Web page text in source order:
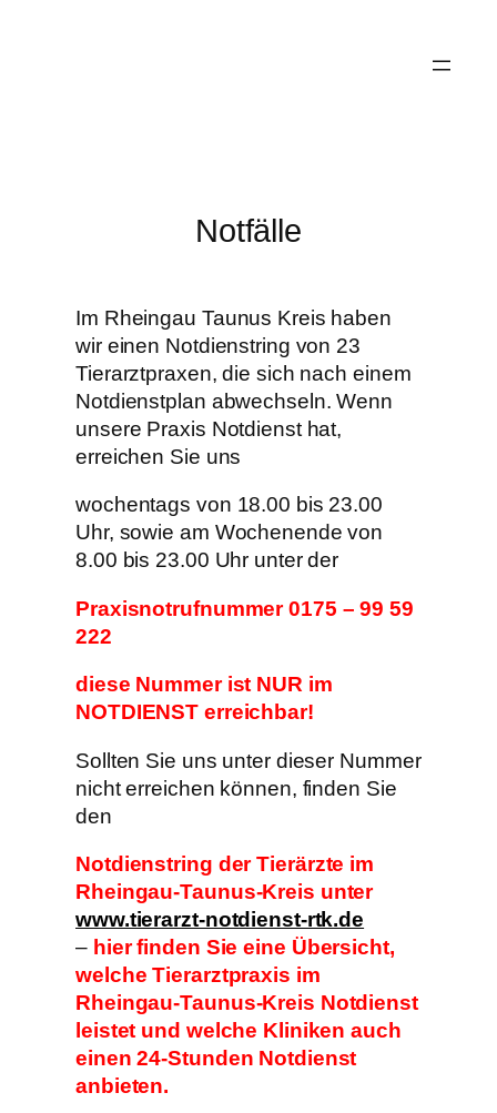
Notfälle
Im Rheingau Taunus Kreis haben
wir einen Notdienstring von 23
Tierarztpraxen, die sich nach einem
Notdienstplan abwechseln. Wenn
unsere Praxis Notdienst hat,
erreichen Sie uns
wochentags von 18.00 bis 23.00
Uhr, sowie am Wochenende von
8.00 bis 23.00 Uhr unter der
Praxisnotrufnummer 0175 – 99 59
222
diese Nummer ist NUR im
NOTDIENST erreichbar!
Sollten Sie uns unter dieser Nummer
nicht erreichen können, finden Sie
den
Notdienstring der Tierärzte im
Rheingau-Taunus-Kreis unter
www.tierarzt-notdienst-rtk.de
– hier finden Sie eine Übersicht,
welche Tierarztpraxis im
Rheingau-Taunus-Kreis Notdienst
leistet und welche Kliniken auch
einen 24-Stunden Notdienst
anbieten.